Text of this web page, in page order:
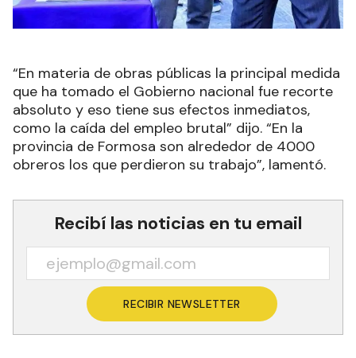
“En materia de obras públicas la principal medida
que ha tomado el Gobierno nacional fue recorte
absoluto y eso tiene sus efectos inmediatos,
como la caída del empleo brutal” dijo. “En la
provincia de Formosa son alrededor de 4000
obreros los que perdieron su trabajo”, lamentó.
Recibí las noticias en tu email
RECIBIR NEWSLETTER